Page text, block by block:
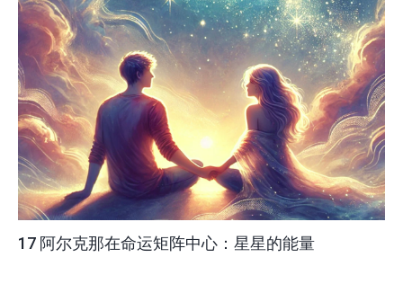
17 阿尔克那在命运矩阵中心：星星的能量